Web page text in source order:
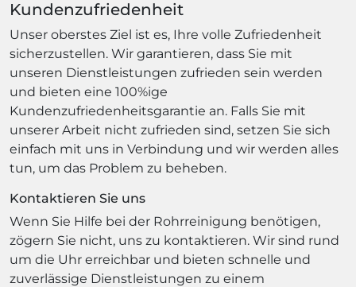
Kundenzufriedenheit
Unser oberstes Ziel ist es, Ihre volle Zufriedenheit
sicherzustellen. Wir garantieren, dass Sie mit
unseren Dienstleistungen zufrieden sein werden
und bieten eine 100%ige
Kundenzufriedenheitsgarantie an. Falls Sie mit
unserer Arbeit nicht zufrieden sind, setzen Sie sich
einfach mit uns in Verbindung und wir werden alles
tun, um das Problem zu beheben.
Kontaktieren Sie uns
Wenn Sie Hilfe bei der Rohrreinigung benötigen,
zögern Sie nicht, uns zu kontaktieren. Wir sind rund
um die Uhr erreichbar und bieten schnelle und
zuverlässige Dienstleistungen zu einem